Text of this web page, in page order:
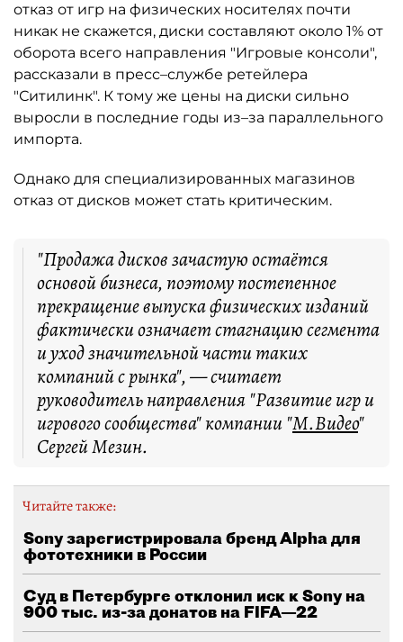
отказ от игр на физических носителях почти
никак не скажется, диски составляют около 1% от
оборота всего направления "Игровые консоли",
рассказали в пресс–службе ретейлера
"Ситилинк". К тому же цены на диски сильно
выросли в последние годы из–за параллельного
импорта.
Однако для специализированных магазинов
отказ от дисков может стать критическим.
"Продажа дисков зачастую остаётся
основой бизнеса, поэтому постепенное
прекращение выпуска физических изданий
фактически означает стагнацию сегмента
и уход значительной части таких
компаний с рынка", — считает
руководитель направления "Развитие игр и
игрового сообщества" компании "М.Видео"
Сергей Мезин.
Читайте также:
Sony зарегистрировала бренд Alpha для
фототехники в России
Суд в Петербурге отклонил иск к Sony на
900 тыс. из-за донатов на FIFA—22